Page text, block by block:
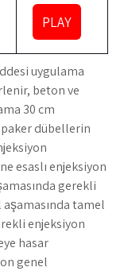
PLAY
uygulama
beton ve
30 cm
dübellerin
esaslı enjeksiyon
gerekli
tamel
enjeksiyon
hasar
genel